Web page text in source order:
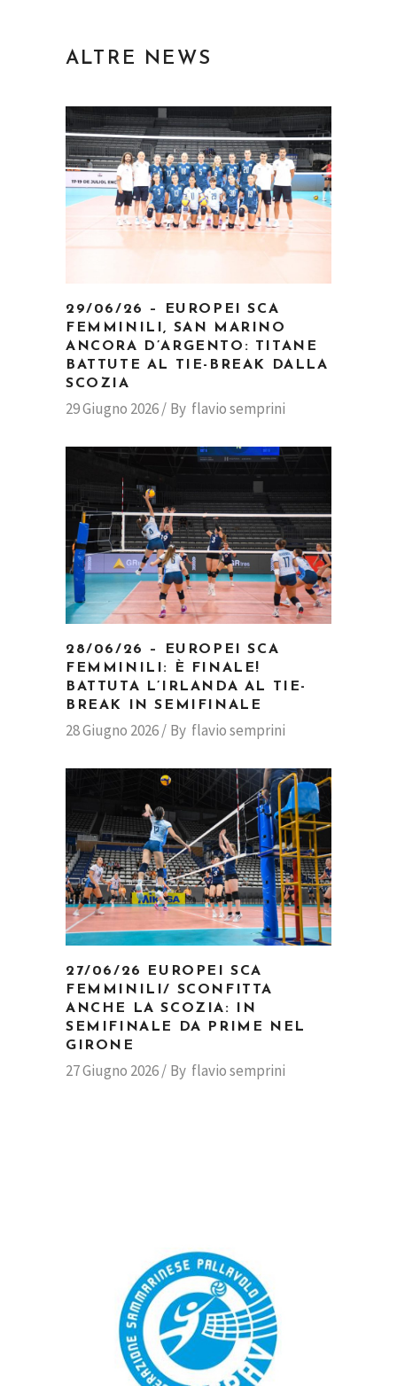
ALTRE NEWS
29/06/26 – EUROPEI SCA
FEMMINILI, SAN MARINO
ANCORA D’ARGENTO: TITANE
BATTUTE AL TIE-BREAK DALLA
SCOZIA
29 Giugno 2026 By flavio semprini
28/06/26 – EUROPEI SCA
FEMMINILI: È FINALE!
BATTUTA L’IRLANDA AL TIE-
BREAK IN SEMIFINALE
28 Giugno 2026 By flavio semprini
27/06/26 EUROPEI SCA
FEMMINILI/ SCONFITTA
ANCHE LA SCOZIA: IN
SEMIFINALE DA PRIME NEL
GIRONE
27 Giugno 2026 By flavio semprini